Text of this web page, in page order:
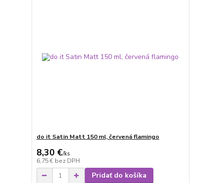
do it Satin Matt 150 ml, červená flamingo
8,30 €/ks
6,75 € bez DPH
Pridať do košíka